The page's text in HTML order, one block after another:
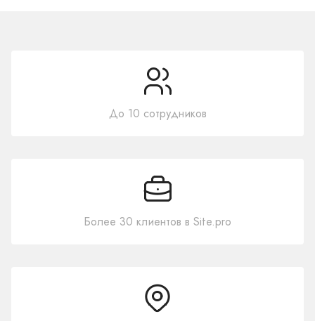
До 10 сотрудников
Более 30 клиентов в Site.pro